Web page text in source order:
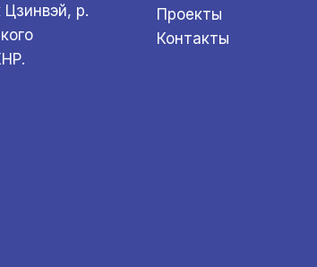
р.
Проекты
Контакты